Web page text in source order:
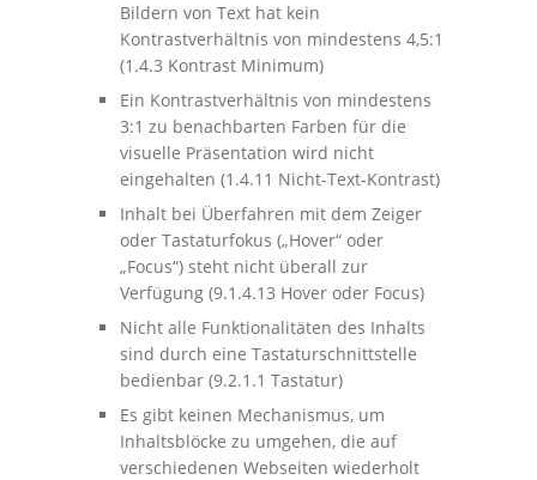
Bildern von Text hat kein
Kontrastverhältnis von mindestens 4,5:1
(1.4.3 Kontrast Minimum)
Ein Kontrastverhältnis von mindestens
3:1 zu benachbarten Farben für die
visuelle Präsentation wird nicht
eingehalten (1.4.11 Nicht-Text-Kontrast)
Inhalt bei Überfahren mit dem Zeiger
oder Tastaturfokus („Hover“ oder
„Focus“) steht nicht überall zur
Verfügung (9.1.4.13 Hover oder Focus)
Nicht alle Funktionalitäten des Inhalts
sind durch eine Tastaturschnittstelle
bedienbar (9.2.1.1 Tastatur)
Es gibt keinen Mechanismus, um
Inhaltsblöcke zu umgehen, die auf
verschiedenen Webseiten wiederholt